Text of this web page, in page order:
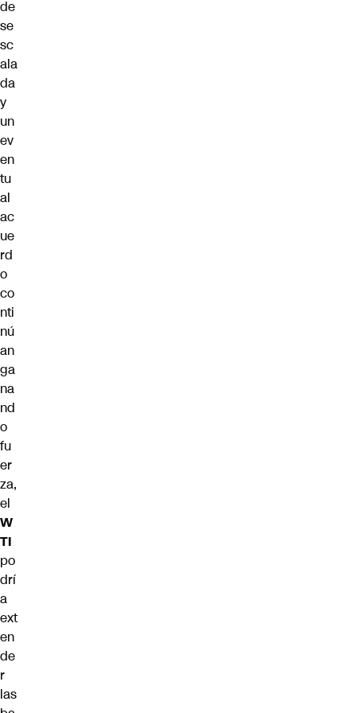
de
se
sc
ala
da
y
un
ev
en
tu
al
ac
ue
rd
o
co
nti
nú
an
ga
na
nd
o
fu
er
za,
el
W
TI
po
drí
a
ext
en
de
r
las